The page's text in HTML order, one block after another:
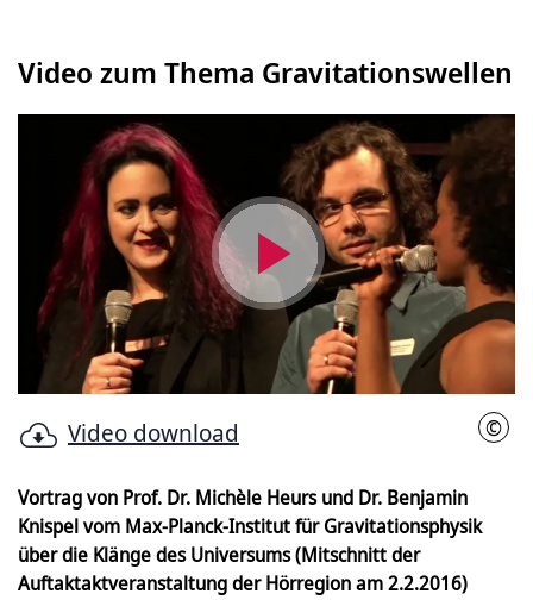
Video zum Thema Gravitationswellen
Video
abspielen
©H1
Video download
Vortrag von Prof. Dr. Michèle Heurs und Dr. Benjamin
Knispel vom Max-Planck-Institut für Gravitationsphysik
über die Klänge des Universums (Mitschnitt der
Auftaktaktveranstaltung der Hörregion am 2.2.2016)